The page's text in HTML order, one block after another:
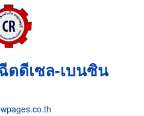
ดดีเซล-เบนซิน